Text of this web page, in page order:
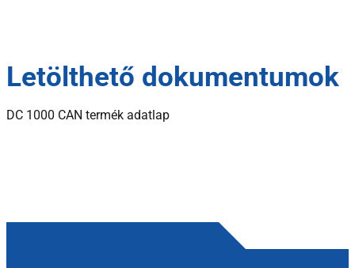
Letölthető dokumentumok
DC 1000 CAN termék adatlap